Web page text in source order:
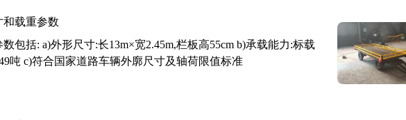
和载重参数
包括: a)外形尺寸:长13m×宽2.45m,栏板高55cm b)承载能力:标载
吨 c)符合国家道路车辆外廓尺寸及轴荷限值标准